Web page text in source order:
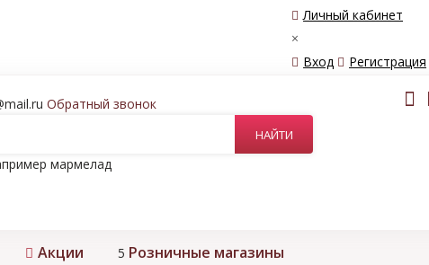
Личный кабинет
×
Вход
Регистрация
Обратный звонок
мармелад
Акции 5 Розничные магазины